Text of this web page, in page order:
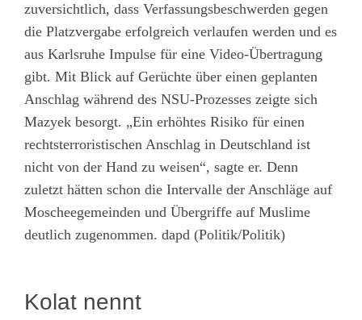
zuversichtlich, dass Verfassungsbeschwerden gegen
die Platzvergabe erfolgreich verlaufen werden und es
aus Karlsruhe Impulse für eine Video-Übertragung
gibt. Mit Blick auf Gerüchte über einen geplanten
Anschlag während des NSU-Prozesses zeigte sich
Mazyek besorgt. „Ein erhöhtes Risiko für einen
rechtsterroristischen Anschlag in Deutschland ist
nicht von der Hand zu weisen“, sagte er. Denn
zuletzt hätten schon die Intervalle der Anschläge auf
Moscheegemeinden und Übergriffe auf Muslime
deutlich zugenommen. dapd (Politik/Politik)
Kolat nennt